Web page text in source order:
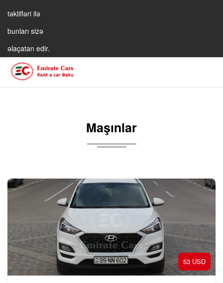
təklifləri ilə
bunları sizə
əlaçatan edir.
Maşınlar
53 USD